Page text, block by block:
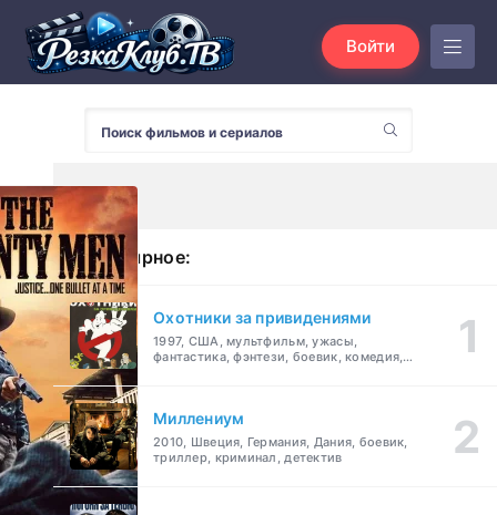
Войти
Популярное:
Охотники за привидениями
1997, США, мультфильм, ужасы,
фантастика, фэнтези, боевик, комедия,
Миллениум
2010, Швеция, Германия, Дания, боевик,
триллер, криминал, детектив